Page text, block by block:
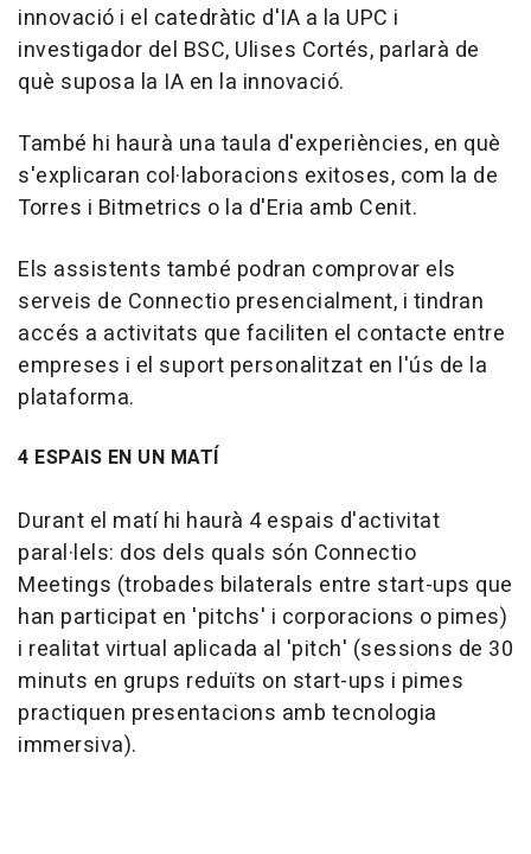
innovació i el catedràtic d'IA a la UPC i
investigador del BSC, Ulises Cortés, parlarà de
què suposa la IA en la innovació.
També hi haurà una taula d'experiències, en què
s'explicaran col·laboracions exitoses, com la de
Torres i Bitmetrics o la d'Eria amb Cenit.
Els assistents també podran comprovar els
serveis de Connectio presencialment, i tindran
accés a activitats que faciliten el contacte entre
empreses i el suport personalitzat en l'ús de la
plataforma.
4 ESPAIS EN UN MATÍ
Durant el matí hi haurà 4 espais d'activitat
paral·lels: dos dels quals són Connectio
Meetings (trobades bilaterals entre start-ups que
han participat en 'pitchs' i corporacions o pimes)
i realitat virtual aplicada al 'pitch' (sessions de 30
minuts en grups reduïts on start-ups i pimes
practiquen presentacions amb tecnologia
immersiva).